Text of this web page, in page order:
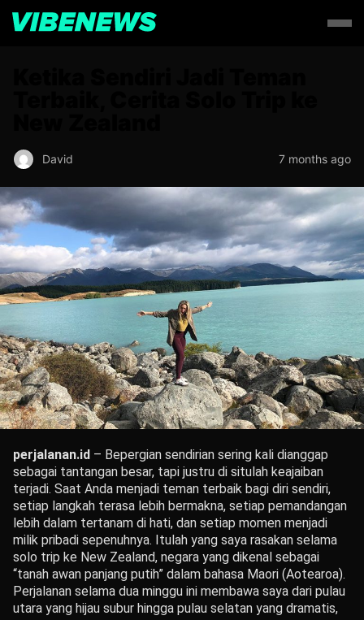
David 7 months ago
perjalanan.id – Bepergian sendirian sering kali dianggap
sebagai tantangan besar, tapi justru di situlah keajaiban
terjadi. Saat Anda menjadi teman terbaik bagi diri sendiri,
setiap langkah terasa lebih bermakna, setiap pemandangan
lebih dalam tertanam di hati, dan setiap momen menjadi
milik pribadi sepenuhnya. Itulah yang saya rasakan selama
solo trip ke New Zealand, negara yang dikenal sebagai
“tanah awan panjang putih” dalam bahasa Maori (Aotearoa).
Perjalanan selama dua minggu ini membawa saya dari pulau
utara yang hijau subur hingga pulau selatan yang dramatis,